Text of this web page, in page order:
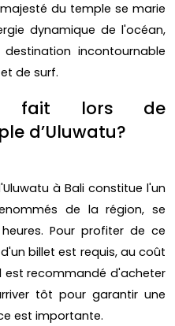
du temple se marie
dynamique de l'océan,
incontournable
de surf.
fait lors de
d’Uluwatu?
à Bali constitue l'un
de la région, se
Pour profiter de ce
billet est requis, au coût
est recommandé d'acheter
tôt pour garantir une
est importante.